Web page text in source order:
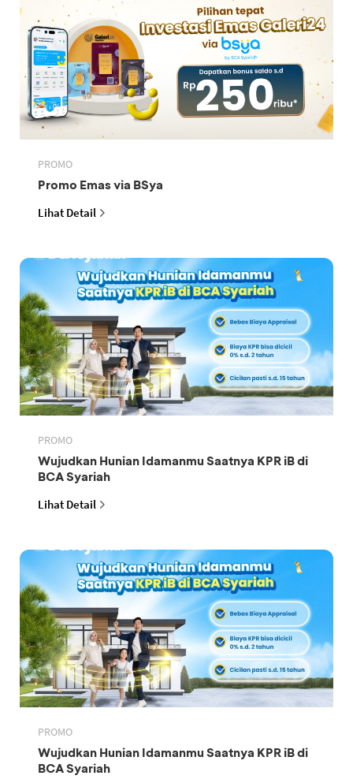
PROMO
Promo Emas via BSya
Lihat Detail
PROMO
Wujudkan Hunian Idamanmu Saatnya KPR iB di
BCA Syariah
Lihat Detail
PROMO
Wujudkan Hunian Idamanmu Saatnya KPR iB di
BCA Syariah